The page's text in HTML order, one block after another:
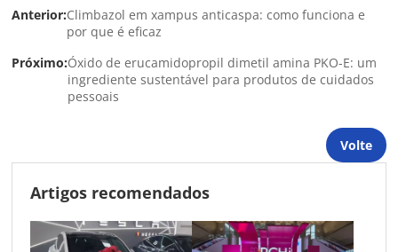
Anterior:Climbazol em xampus anticaspa: como funciona e
por que é eficaz
Próximo:Óxido de erucamidopropil dimetil amina PKO-E: um
ingrediente sustentável para produtos de cuidados
pessoais
Volte
Artigos recomendados